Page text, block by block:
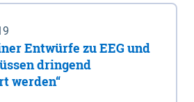
Entwürfe zu EEG und
dringend
werden“